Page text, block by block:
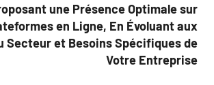
une Présence Optimale sur
en Ligne, En Évoluant aux
Secteur et Besoins Spécifiques de
Votre Entreprise